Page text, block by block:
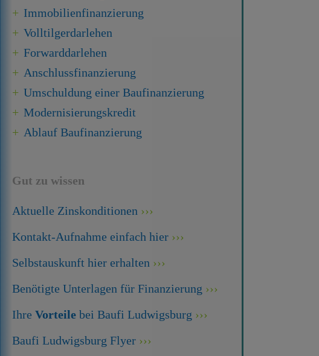
Immobilien­finanzierung
Volltilgerdarlehen
Forward­darlehen
Anschluss­finanzierung
Umschuldung einer Baufinanzierung
Modernisierungskredit
Ablauf Baufinanzierung
Gut zu wissen
Aktuelle Zinskonditionen
Kontakt-Aufnahme einfach hier
Selbstauskunft hier erhalten
Benötigte Unterlagen für Finanzierung
Ihre Vorteile bei Baufi Ludwigsburg
Baufi Ludwigsburg Flyer